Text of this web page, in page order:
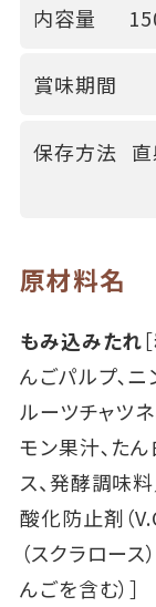
内容量
賞味期間
保存方法
原材料名
もみ込みたれ
んごパルプ､ニ
ルーツチャツ
モン果汁､たん
ス、発酵調味
酸化防止剤（
（スクラロース
んごを含む）］